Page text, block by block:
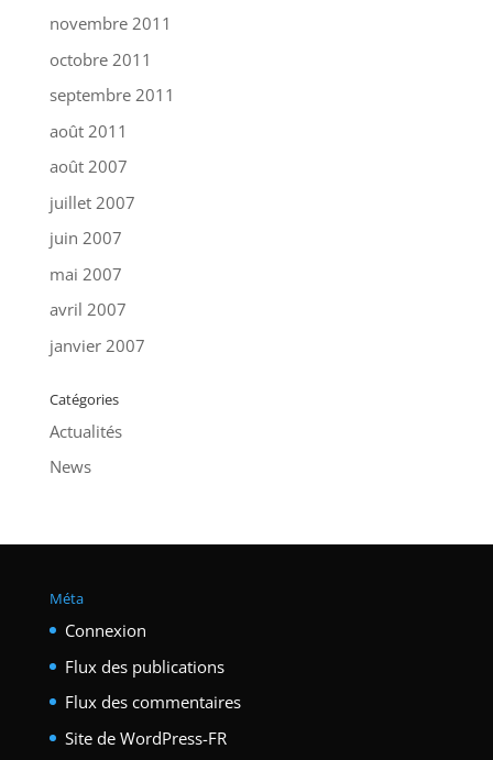
novembre 2011
octobre 2011
septembre 2011
août 2011
août 2007
juillet 2007
juin 2007
mai 2007
avril 2007
janvier 2007
Catégories
Actualités
News
Méta
Connexion
Flux des publications
Flux des commentaires
Site de WordPress-FR